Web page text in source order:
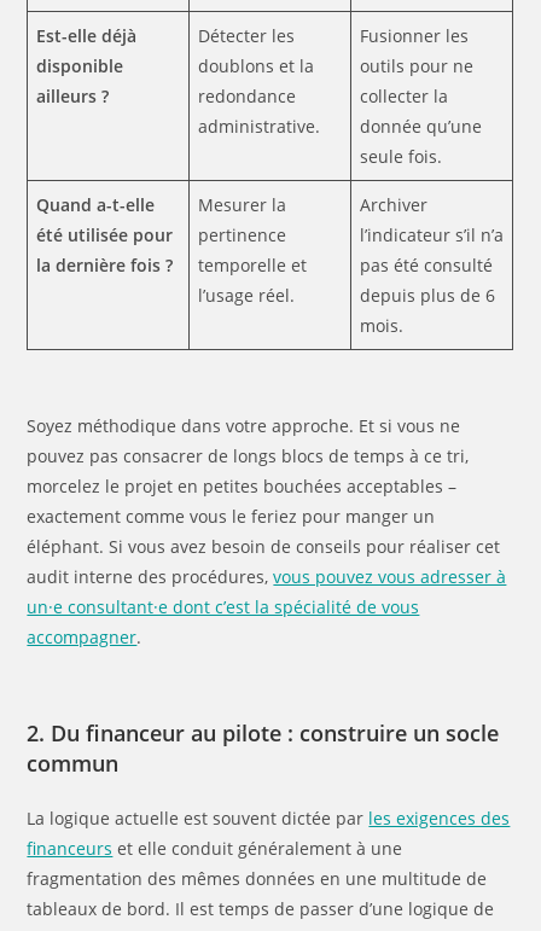
Est-elle déjà
disponible
ailleurs ?
Détecter les
doublons et la
redondance
administrative.
Fusionner les
outils pour ne
collecter la
donnée qu’une
seule fois.
Quand a-t-elle
été utilisée pour
la dernière fois ?
Mesurer la
pertinence
temporelle et
l’usage réel.
Archiver
l’indicateur s’il n’a
pas été consulté
depuis plus de 6
mois.
Soyez méthodique dans votre approche. Et si vous ne
pouvez pas consacrer de longs blocs de temps à ce tri,
morcelez le projet en petites bouchées acceptables –
exactement comme vous le feriez pour manger un
éléphant. Si vous avez besoin de conseils pour réaliser cet
audit interne des procédures,vous pouvez vous adresser à
un·e consultant·e dont c’est la spécialité de vous
accompagner.
2. Du financeur au pilote : construire un socle
commun
La logique actuelle est souvent dictée par les exigences des
financeurs et elle conduit généralement à une
fragmentation des mêmes données en une multitude de
tableaux de bord. Il est temps de passer d’une logique de